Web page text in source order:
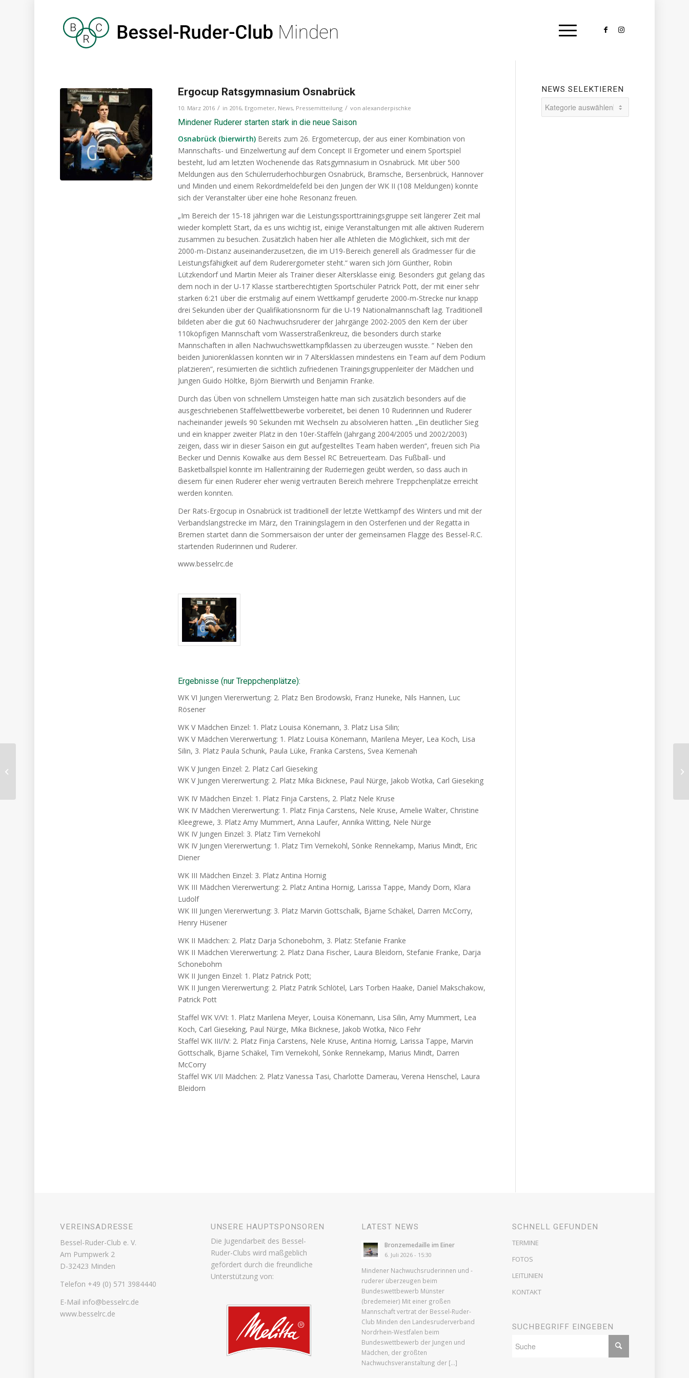
Ergocup Ratsgymnasium Osnabrück
10. März 2016 / in 2016, Ergometer, News, Pressemitteilung / vonalexanderpischke
Mindener Ruderer starten stark in die neue Saison
Osnabrück (bierwirth) Bereits zum 26. Ergometercup, der aus einer Kombination von
Mannschafts- und Einzelwertung auf dem Concept II Ergometer und einem Sportspiel
besteht, lud am letzten Wochenende das Ratsgymnasium in Osnabrück. Mit über 500
Meldungen aus den Schülerruderhochburgen Osnabrück, Bramsche, Bersenbrück, Hannover
und Minden und einem Rekordmeldefeld bei den Jungen der WK II (108 Meldungen) konnte
sich der Veranstalter über eine hohe Resonanz freuen.
„Im Bereich der 15-18 jährigen war die Leistungssporttrainingsgruppe seit längerer Zeit mal
wieder komplett Start, da es uns wichtig ist, einige Veranstaltungen mit alle aktiven Ruderern
zusammen zu besuchen. Zusätzlich haben hier alle Athleten die Möglichkeit, sich mit der
2000-m-Distanz auseinanderzusetzen, die im U19-Bereich generell als Gradmesser für die
Leistungsfähigkeit auf dem Ruderergometer steht.“ waren sich Jörn Günther, Robin
Lützkendorf und Martin Meier als Trainer dieser Altersklasse einig. Besonders gut gelang das
dem noch in der U-17 Klasse startberechtigten Sportschüler Patrick Pott, der mit einer sehr
starken 6:21 über die erstmalig auf einem Wettkampf geruderte 2000-m-Strecke nur knapp
drei Sekunden über der Qualifikationsnorm für die U-19 Nationalmannschaft lag. Traditionell
bildeten aber die gut 60 Nachwuchsruderer der Jahrgänge 2002-2005 den Kern der über
110köpfigen Mannschaft vom Wasserstraßenkreuz, die besonders durch starke
Mannschaften in allen Nachwuchswettkampfklassen zu überzeugen wusste. “ Neben den
beiden Juniorenklassen konnten wir in 7 Altersklassen mindestens ein Team auf dem Podium
platzieren“, resümierten die sichtlich zufriedenen Trainingsgruppenleiter der Mädchen und
Jungen Guido Höltke, Björn Bierwirth und Benjamin Franke.
Durch das Üben von schnellem Umsteigen hatte man sich zusätzlich besonders auf die
ausgeschriebenen Staffelwettbewerbe vorbereitet, bei denen 10 Ruderinnen und Ruderer
nacheinander jeweils 90 Sekunden mit Wechseln zu absolvieren hatten. „Ein deutlicher Sieg
und ein knapper zweiter Platz in den 10er-Staffeln (Jahrgang 2004/2005 und 2002/2003)
zeigen, dass wir in dieser Saison ein gut aufgestelltes Team haben werden“, freuen sich Pia
Becker und Dennis Kowalke aus dem Bessel RC Betreuerteam. Das Fußball- und
Basketballspiel konnte im Hallentraining der Ruderriegen geübt werden, so dass auch in
diesem für einen Ruderer eher wenig vertrauten Bereich mehrere Treppchenplätze erreicht
werden konnten.
Der Rats-Ergocup in Osnabrück ist traditionell der letzte Wettkampf des Winters und mit der
Verbandslangstrecke im März, den Trainingslagern in den Osterferien und der Regatta in
Bremen startet dann die Sommersaison der unter der gemeinsamen Flagge des Bessel-R.C.
startenden Ruderinnen und Ruderer.
www.besselrc.de
Ergebnisse (nur Treppchenplätze):
WK VI Jungen Viererwertung: 2. Platz Ben Brodowski, Franz Huneke, Nils Hannen, Luc
Rösener
WK V Mädchen Einzel: 1. Platz Louisa Könemann, 3. Platz Lisa Silin;
WK V Mädchen Viererwertung: 1. Platz Louisa Könemann, Marilena Meyer, Lea Koch, Lisa
Silin, 3. Platz Paula Schunk, Paula Lüke, Franka Carstens, Svea Kemenah
WK V Jungen Einzel: 2. Platz Carl Gieseking
WK V Jungen Viererwertung: 2. Platz Mika Bicknese, Paul Nürge, Jakob Wotka, Carl Gieseking
WK IV Mädchen Einzel: 1. Platz Finja Carstens, 2. Platz Nele Kruse
WK IV Mädchen Viererwertung: 1. Platz Finja Carstens, Nele Kruse, Amelie Walter, Christine
Kleegrewe, 3. Platz Amy Mummert, Anna Laufer, Annika Witting, Nele Nürge
WK IV Jungen Einzel: 3. Platz Tim Vernekohl
WK IV Jungen Viererwertung: 1. Platz Tim Vernekohl, Sönke Rennekamp, Marius Mindt, Eric
Diener
WK III Mädchen Einzel: 3. Platz Antina Hornig
WK III Mädchen Viererwertung: 2. Platz Antina Hornig, Larissa Tappe, Mandy Dorn, Klara
Ludolf
WK III Jungen Viererwertung: 3. Platz Marvin Gottschalk, Bjarne Schäkel, Darren McCorry,
Henry Hüsener
WK II Mädchen: 2. Platz Darja Schonebohm, 3. Platz: Stefanie Franke
WK II Mädchen Viererwertung: 2. Platz Dana Fischer, Laura Bleidorn, Stefanie Franke, Darja
Schonebohm
WK II Jungen Einzel: 1. Platz Patrick Pott;
WK II Jungen Viererwertung: 2. Platz Patrik Schlötel, Lars Torben Haake, Daniel Makschakow,
Patrick Pott
Staffel WK V/VI: 1. Platz Marilena Meyer, Louisa Könemann, Lisa Silin, Amy Mummert, Lea
Koch, Carl Gieseking, Paul Nürge, Mika Bicknese, Jakob Wotka, Nico Fehr
Staffel WK III/IV: 2. Platz Finja Carstens, Nele Kruse, Antina Hornig, Larissa Tappe, Marvin
Gottschalk, Bjarne Schäkel, Tim Vernekohl, Sönke Rennekamp, Marius Mindt, Darren
McCorry
Staffel WK I/II Mädchen: 2. Platz Vanessa Tasi, Charlotte Damerau, Verena Henschel, Laura
Bleidorn
NEWS SELEKTIEREN
News
selektieren
VEREINSADRESSE
Bessel-Ruder-Club e. V.
Am Pumpwerk 2
D-32423 Minden
Telefon +49 (0) 571 3984440
E-Mail info@besselrc.de
www.besselrc.de
UNSERE HAUPTSPONSOREN
Die Jugendarbeit des Bessel-
Ruder-Clubs wird maßgeblich
gefördert durch die freundliche
Unterstützung von:
LATEST NEWS
Bronzemedaille im Einer
6. Juli 2026 - 15:30
Mindener Nachwuchsruderinnen und -
ruderer überzeugen beim
Bundeswettbewerb Münster
(bredemeier) Mit einer großen
Mannschaft vertrat der Bessel-Ruder-
Club Minden den Landesruderverband
Nordrhein-Westfalen beim
Bundeswettbewerb der Jungen und
Mädchen, der größten
Nachwuchsveranstaltung der […]
SCHNELL GEFUNDEN
TERMINE
FOTOS
LEITLINIEN
KONTAKT
SUCHBEGRIFF EINGEBEN